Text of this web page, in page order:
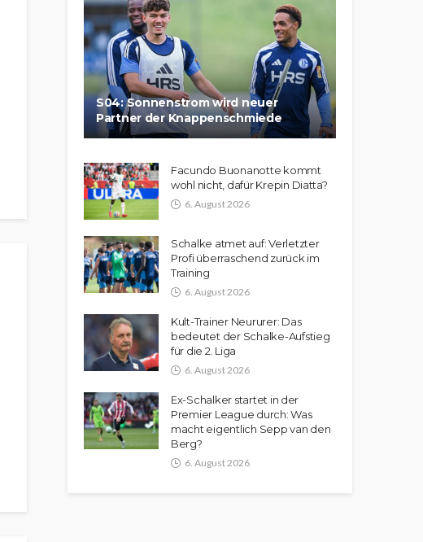
S04: Sonnenstrom wird neuer
Partner der Knappenschmiede
Facundo Buonanotte kommt
wohl nicht, dafür Krepin Diatta?
6. August 2026
Schalke atmet auf: Verletzter
Profi überraschend zurück im
Training
6. August 2026
Kult-Trainer Neururer: Das
bedeutet der Schalke-Aufstieg
für die 2. Liga
6. August 2026
Ex-Schalker startet in der
Premier League durch: Was
macht eigentlich Sepp van den
Berg?
6. August 2026